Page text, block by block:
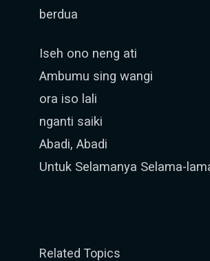
berdua
Iseh ono neng ati
Ambumu sing wangi
ora iso lali
nganti saiki
Abadi, Abadi
Untuk Selamanya Selama-
Related Topics